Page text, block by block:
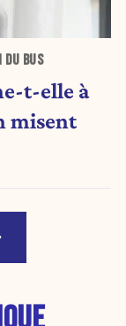
DU BUS
t-elle à
misent